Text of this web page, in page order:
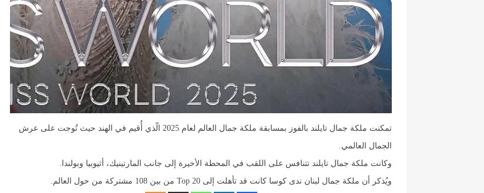
تمكنت ملكة جمال تايلند بالفوز بمسابقة ملكة جمال العالم لعام 2025 الّذي أُقيم في الهند حيث تُوجت على عرش
الجمال العالمي.
وكانت ملكة جمال تايلند تتنافس على اللقب في المحطة الأخيرة إلى جانب المارتينيك، أثيوبيا وبولندا.
ويُذكر أن ملكة جمال لبنان ندى كوسا كانت قد تأهلت إلى Top 20 من بين 108 مشتركة من حول العالم.